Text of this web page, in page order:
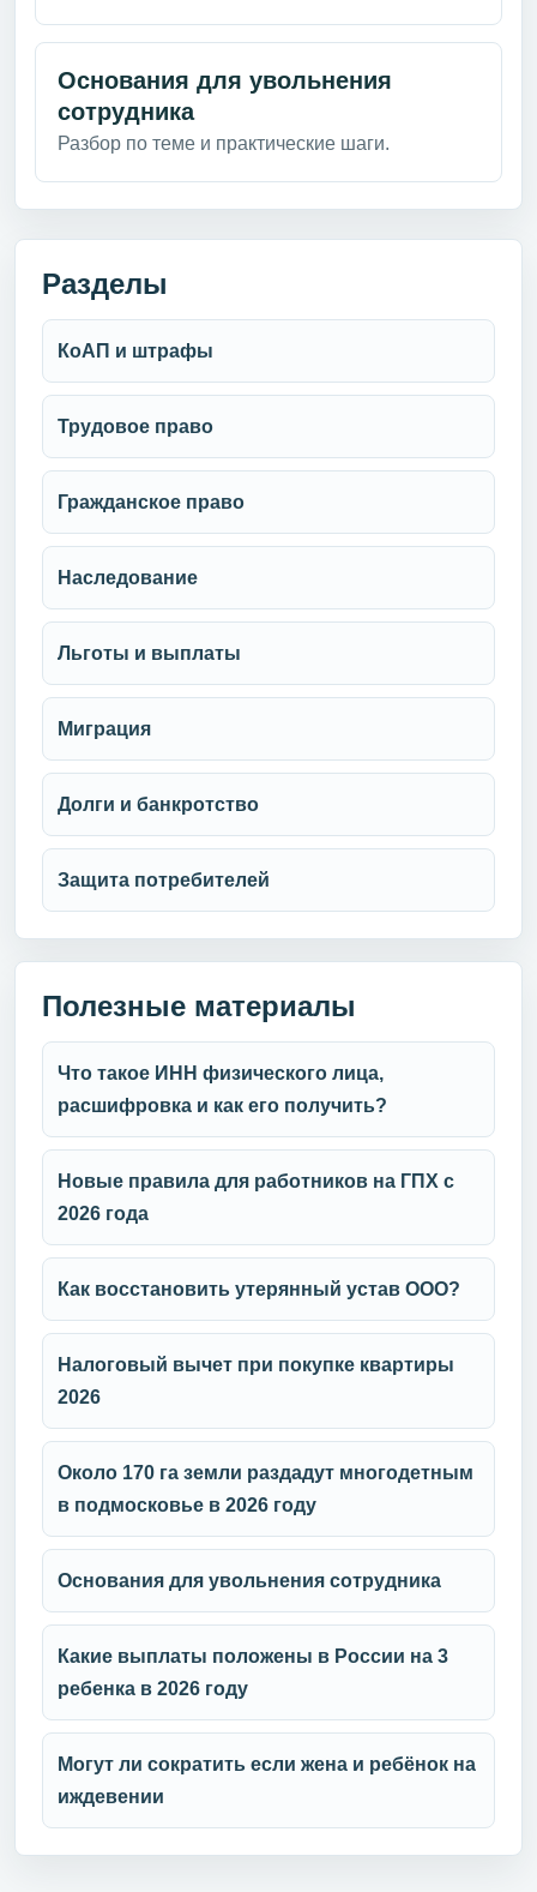
Основания для увольнения
сотрудника
Разбор по теме и практические шаги.
Разделы
КоАП и штрафы
Трудовое право
Гражданское право
Наследование
Льготы и выплаты
Миграция
Долги и банкротство
Защита потребителей
Полезные материалы
Что такое ИНН физического лица,
расшифровка и как его получить?
Новые правила для работников на ГПХ с
2026 года
Как восстановить утерянный устав ООО?
Налоговый вычет при покупке квартиры
2026
Около 170 га земли раздадут многодетным
в подмосковье в 2026 году
Основания для увольнения сотрудника
Какие выплаты положены в России на 3
ребенка в 2026 году
Могут ли сократить если жена и ребёнок на
иждевении